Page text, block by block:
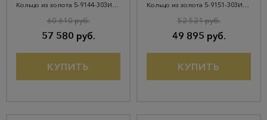
Кольцо из золота 5-9144-303И4-1КБ
57 580 руб.
60 610 руб.
КУПИТЬ
Кольцо из золота 5-9151-303И4-1КБ
49 895 руб.
52 521 руб.
КУПИТЬ